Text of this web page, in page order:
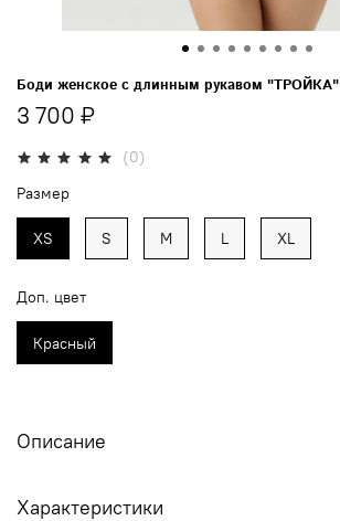
(0)
Боди женское с длинным рукавом "ТРОЙКА"
3 700 ₽
Размер
XS S M L XL
Доп. цвет
Красный
Описание
Характеристики